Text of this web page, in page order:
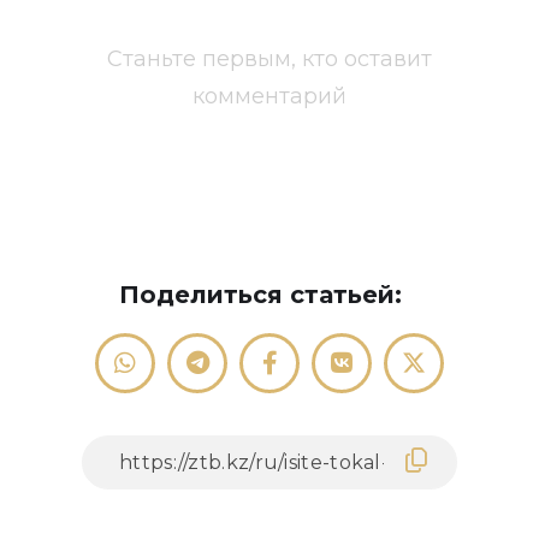
Станьте первым, кто оставит
комментарий
Поделиться статьей: